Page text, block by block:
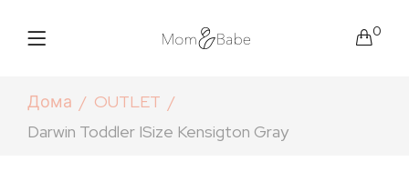
0
Дома
OUTLET
Darwin Toddler ISize Kensigton Gray